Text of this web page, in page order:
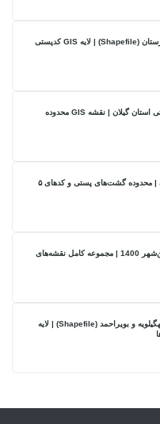
نقشه گشت‌های کدپستی استان لرستان (Shapefile) | لایه GIS کدپستی
دانلود شیپ فایل گشت‌های کدپستی استان گیلان | نقشه GIS محدوده
شیپ فایل کدپستی استان گلستان | محدوده گشت‌های پستی و کدهای ۵
دانلود نقشه‌های طرح جامع مشگین‌شهر 1400 | مجموعه کامل نقشه‌های
نقشه گشت‌های کدپستی استان کهگیلویه و بویراحمد (Shapefile) | لایه